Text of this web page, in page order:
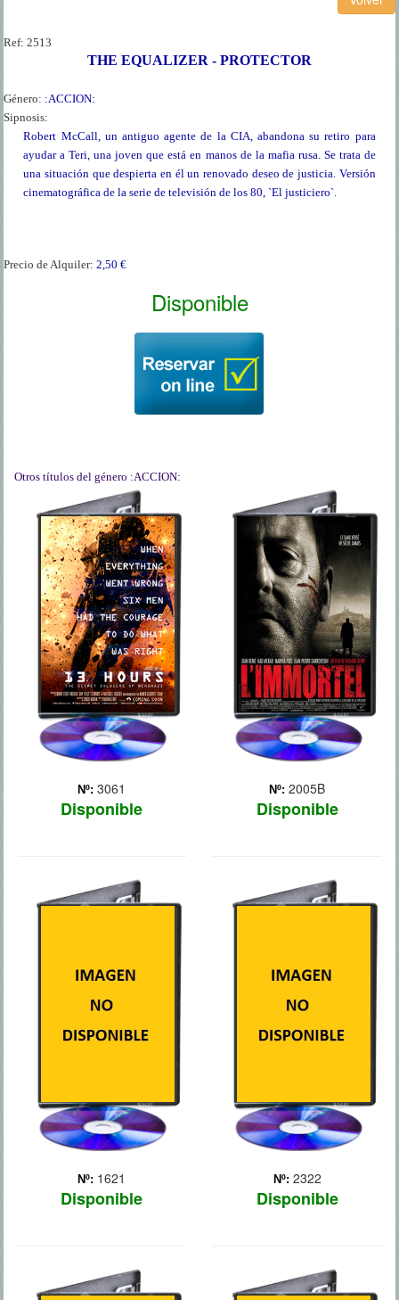
Ref:2513
THE EQUALIZER - PROTECTOR
Género: :ACCION:
Sipnosis:
Robert McCall, un antiguo agente de la CIA, abandona su retiro para
ayudar a Teri, una joven que está en manos de la mafia rusa. Se trata de
una situación que despierta en él un renovado deseo de justicia. Versión
cinematográfica de la serie de televisión de los 80, `El justiciero`.
Precio de Alquiler:2,50 €
Disponible
Otros títulos del género :ACCION:
Nº: 3061
Disponible
13 HORAS
El 11 de septiembre de
2012, en el aniversario de
los ataques terroristas a las
Torres Gemelas y al
Pentágono, un grupo de
milicianos islamistas
atentaron contra el
consulado estadounidense
... Más
Nº: 2005B
Disponible
22 BALAS
Antiguo miembro de la
mafia retirado que lleva 3
años viviendo una placida
vida dedicado a su mujer y
a sus hijos. Una mañana,
unos hombres le atacan y
es dado por muerto
después de recibir ... Más
Nº: 1621
Disponible
Bobby Trench (Denzel
Washington), y un oficial de
Michael Stigman (Mark
Wahlberg), consiguen
dólares a la mafia. El
Nº: 2322
Disponible
Guerras médicas (500-479
Temistocles lucha por
conseguir la unidad de las
polis griegas. Él dirige las
tropas griegas que se